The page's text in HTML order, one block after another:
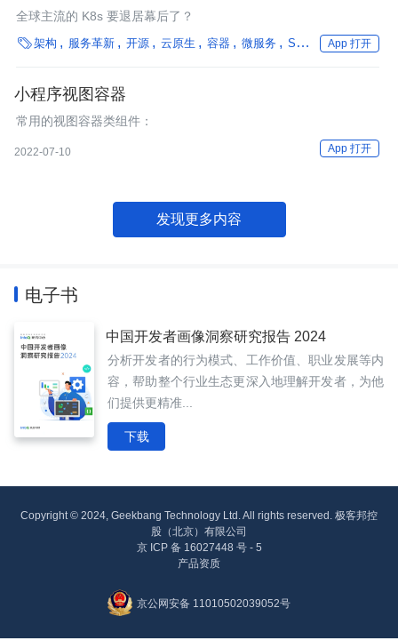
全球主流的 K8s 要退居幕后了？
架构 服务革新 开源 云原生 容器 微服务 Serverless 可观测
App 打开
小程序视图容器
常用的视图容器类组件：
2022-07-10 App 打开
发现更多内容
电子书
中国开发者画像洞察研究报告 2024
分析开发者的行为模式、工作价值、职业发展等内
容，帮助整个行业生态更深入地理解开发者，为他
们提供更精准...
下载
Copyright © 2024, Geekbang Technology Ltd. All rights reserved. 极客邦控
股（北京）有限公司
京 ICP 备 16027448 号 - 5
产品资质
京公网安备 11010502039052号